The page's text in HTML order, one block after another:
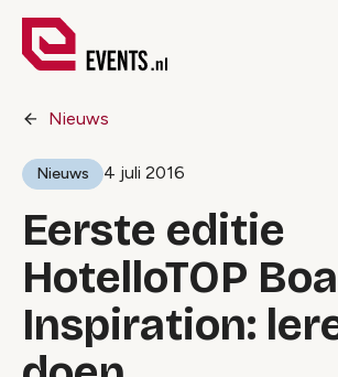
Nieuws
Nieuws 4 juli 2016
Eerste editie
HotelloTOP
Inspiration: